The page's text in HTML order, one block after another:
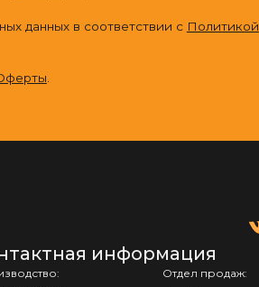
данных в соответствии с Политикой
информация
Отдел продаж: